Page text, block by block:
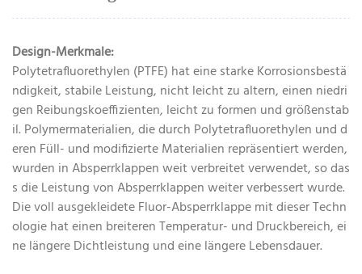
Design-Merkmale:
Polytetrafluorethylen (PTFE) hat eine starke Korrosionsbestä
ndigkeit, stabile Leistung, nicht leicht zu altern, einen niedri
gen Reibungskoeffizienten, leicht zu formen und größenstab
il. Polymermaterialien, die durch Polytetrafluorethylen und d
eren Füll- und modifizierte Materialien repräsentiert werden,
wurden in Absperrklappen weit verbreitet verwendet, so das
s die Leistung von Absperrklappen weiter verbessert wurde.
Die voll ausgekleidete Fluor-Absperrklappe mit dieser Techn
ologie hat einen breiteren Temperatur- und Druckbereich, ei
ne längere Dichtleistung und eine längere Lebensdauer.